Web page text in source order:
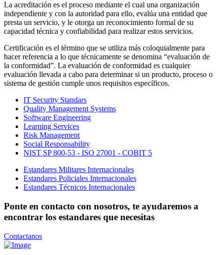
La acreditación es el proceso mediante el cual una organización
independiente y con la autoridad para ello, evalúa una entidad que
presta un servicio, y le otorga un reconocimiento formal de su
capacidad técnica y confiabilidad para realizar estos servicios.
Certificación es el término que se utiliza más coloquialmente para
hacer referencia a lo que técnicamente se denomina “evaluación de
la conformidad”. La evaluación de conformidad es cualquier
evaluación llevada a cabo para determinar si un producto, proceso o
sistema de gestión cumple unos requisitos específicos.
IT Security Standars
Quality Management Systems
Software Engineering
Learning Services
Risk Management
Social Responsability
NIST SP 800-53 - ISO 27001 - COBIT 5
Estandares Militares Internacionales
Estandares Policiales Internacionales
Estandares Técnicos Internacionales
Ponte en contacto con nosotros, te ayudaremos a
encontrar los estandares que necesitas
Contactanos